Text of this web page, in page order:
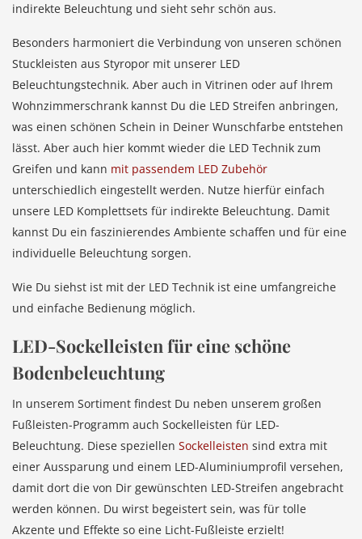
indirekte Beleuchtung und sieht sehr schön aus.
Besonders harmoniert die Verbindung von unseren schönen
Stuckleisten aus Styropor mit unserer LED
Beleuchtungstechnik. Aber auch in Vitrinen oder auf Ihrem
Wohnzimmerschrank kannst Du die LED Streifen anbringen,
was einen schönen Schein in Deiner Wunschfarbe entstehen
lässt. Aber auch hier kommt wieder die LED Technik zum
Greifen und kann mit passendem LED Zubehör
unterschiedlich eingestellt werden. Nutze hierfür einfach
unsere LED Komplettsets für indirekte Beleuchtung. Damit
kannst Du ein faszinierendes Ambiente schaffen und für eine
individuelle Beleuchtung sorgen.
Wie Du siehst ist mit der LED Technik ist eine umfangreiche
und einfache Bedienung möglich.
LED-Sockelleisten für eine schöne
Bodenbeleuchtung
In unserem Sortiment findest Du neben unserem großen
Fußleisten-Programm auch Sockelleisten für LED-
Beleuchtung. Diese speziellen Sockelleisten sind extra mit
einer Aussparung und einem LED-Aluminiumprofil versehen,
damit dort die von Dir gewünschten LED-Streifen angebracht
werden können. Du wirst begeistert sein, was für tolle
Akzente und Effekte so eine Licht-Fußleiste erzielt!